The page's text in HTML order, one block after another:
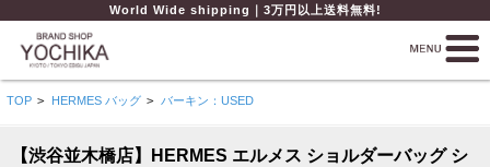
World Wide shipping｜3万円以上送料無料!
TOP > HERMES バッグ > バーキン：USED
【渋谷並木橋店】HERMES エルメス ショルダーバッグ シ